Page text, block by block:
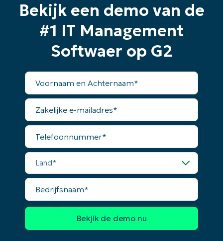
Bekijk een demo van de
#1 IT Management
Softwaer op G2
Voornaam
Achternaam*
Zakelijke
mailadres*
Telefoonnummer*
Land*
Bedrijfsnaam*